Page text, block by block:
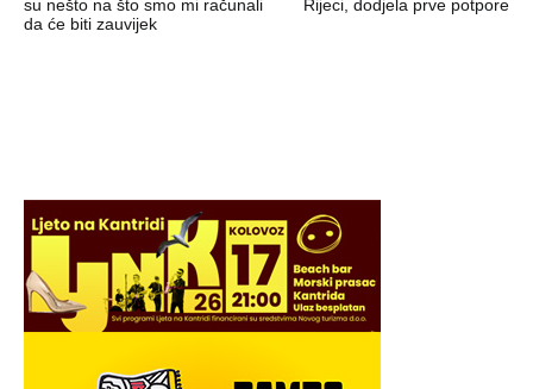
su nešto na što smo mi računali
da će biti zauvijek
Rijeci, dodjela prve potpore